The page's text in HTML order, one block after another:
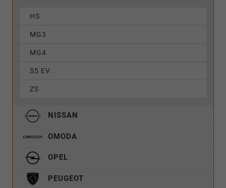
HS
MG3
MG4
S5 EV
ZS
NISSAN
OMODA
OPEL
PEUGEOT